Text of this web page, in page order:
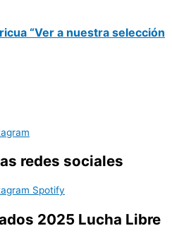
“Ver a nuestra selección
redes sociales
Spotify
2025 Lucha Libre